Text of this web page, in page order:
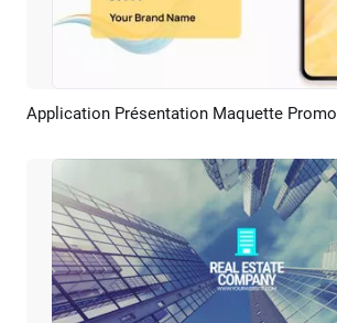
Aperçu Créer IA
Application Présentation Maquette Promo